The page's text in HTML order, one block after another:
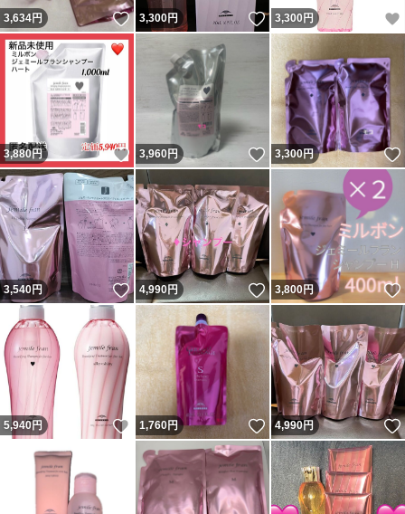
3,634円 いいね！
3,300円 いいね！
3,300 円
3,880円 いいね！
3,960円 いいね！
3,300円
3,540円 いいね！
4,990円 いいね！
3,800円
5,940円 いいね！
1,760円 いいね！
4,990円